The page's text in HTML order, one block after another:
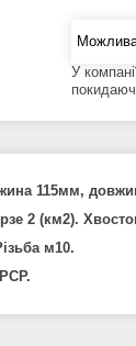
У
115мм,
2 (км2).
м10.